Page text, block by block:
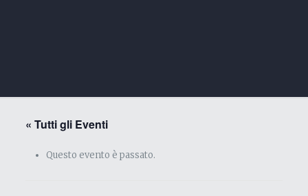
« Tutti gli Eventi
Questo evento è passato.